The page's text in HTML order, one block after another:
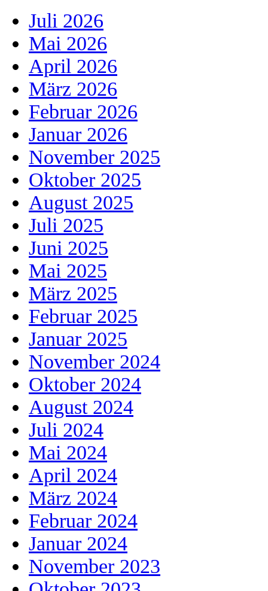
Juli 2026
Mai 2026
April 2026
März 2026
Februar 2026
Januar 2026
November 2025
Oktober 2025
August 2025
Juli 2025
Juni 2025
Mai 2025
März 2025
Februar 2025
Januar 2025
November 2024
Oktober 2024
August 2024
Juli 2024
Mai 2024
April 2024
März 2024
Februar 2024
Januar 2024
November 2023